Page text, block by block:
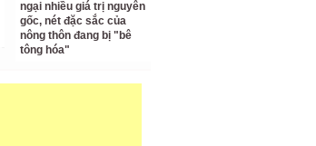
ngại nhiều giá trị nguyên
gốc, nét đặc sắc của
nông thôn đang bị "bê
tông hóa"